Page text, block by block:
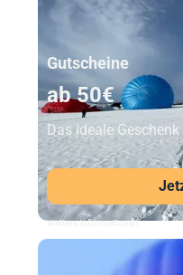
Unser Beststeller
Gutscheine
ab 50€
Das ideale Geschenk
Weitere Informationen